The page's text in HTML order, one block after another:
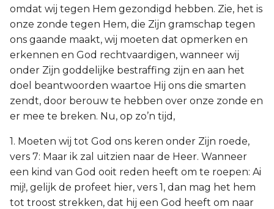
omdat wij tegen Hem gezondigd hebben. Zie, het is
onze zonde tegen Hem, die Zijn gramschap tegen
ons gaande maakt, wij moeten dat opmerken en
erkennen en God rechtvaardigen, wanneer wij
onder Zijn goddelijke bestraffing zijn en aan het
doel beantwoorden waartoe Hij ons die smarten
zendt, door berouw te hebben over onze zonde en
er mee te breken. Nu, op zo’n tijd,
1. Moeten wij tot God ons keren onder Zijn roede,
vers 7: Maar ik zal uitzien naar de Heer. Wanneer
een kind van God ooit reden heeft om te roepen: Ai
mij!, gelijk de profeet hier, vers 1, dan mag het hem
tot troost strekken, dat hij een God heeft om naar